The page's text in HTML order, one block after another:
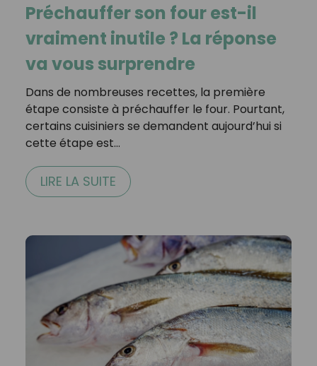
Préchauffer son four est-il
vraiment inutile ? La réponse
va vous surprendre
Dans de nombreuses recettes, la première
étape consiste à préchauffer le four. Pourtant,
certains cuisiniers se demandent aujourd’hui si
cette étape est…
LIRE LA SUITE